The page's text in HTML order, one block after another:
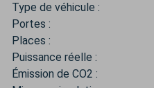
Type de véhicule :
Portes :
Places :
Puissance réelle :
Émission de CO2 :